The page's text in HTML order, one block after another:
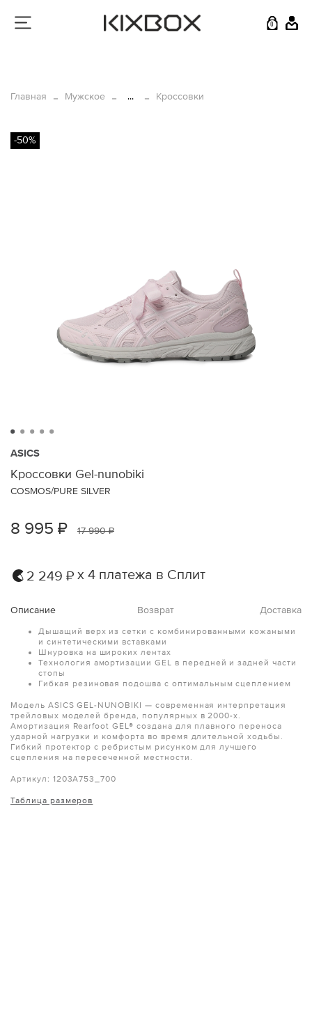
0
Главная Мужское ... Кроссовки
-50%
ASICS
Кроссовки Gel-nunobiki
COSMOS/PURE SILVER
8 995 ₽ 17 990 ₽
2 249 ₽ х 4 платежа в Сплит
Описание Возврат Доставка
Дышащий верх из сетки с комбинированными кожаными
и синтетическими вставками
Шнуровка на широких лентах
Технология амортизации GEL в передней и задней части
стопы
Гибкая резиновая подошва с оптимальным сцеплением
Модель ASICS GEL-NUNOBIKI — современная интерпретация
трейловых моделей бренда, популярных в 2000-х.
Амортизация Rearfoot GEL® создана для плавного переноса
ударной нагрузки и комфорта во время длительной ходьбы.
Гибкий протектор с ребристым рисунком для лучшего
сцепления на пересеченной местности.
Артикул: 1203A753_700
Таблица размеров